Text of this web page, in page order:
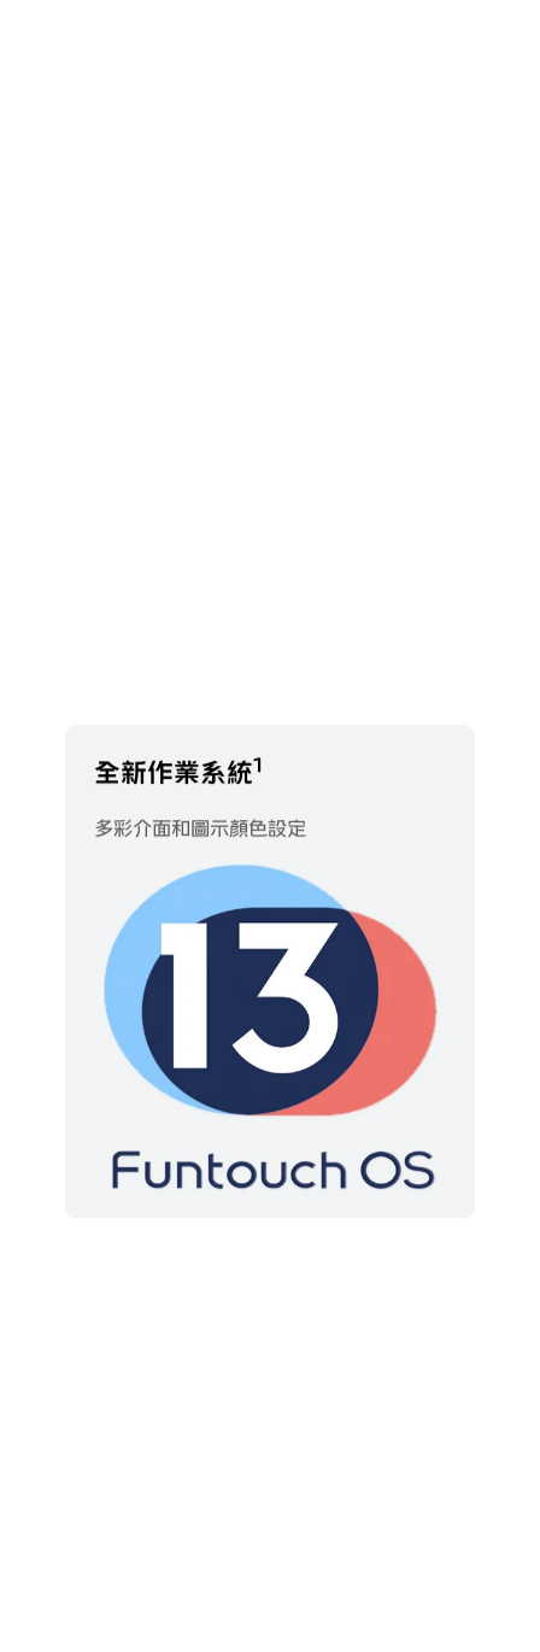
全新作業系統1
多彩介面和圖示顏色設定